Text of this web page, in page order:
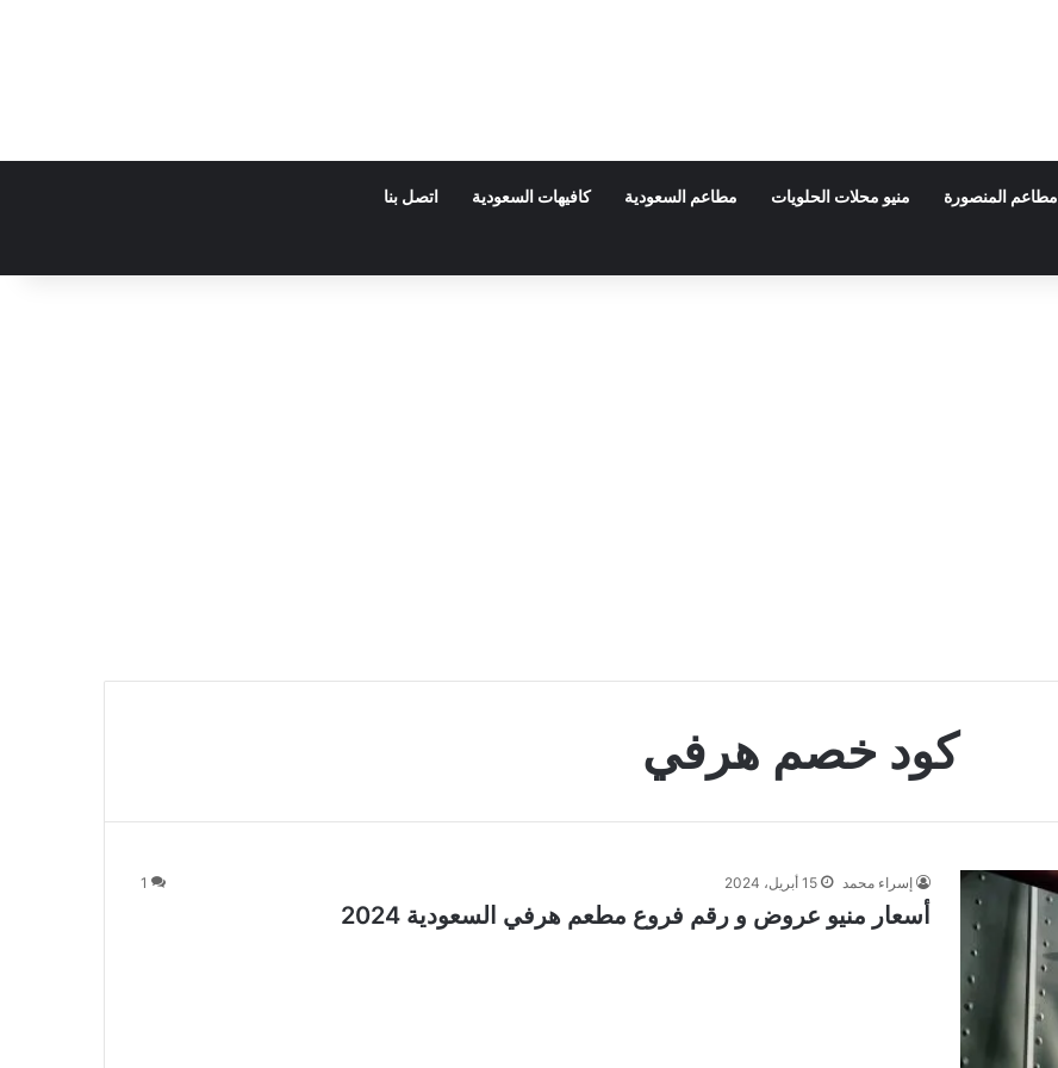
مطاعم المنصورة منيو محلات الحلويات مطاعم السعودية كافيهات السعودية اتصل بنا
كود خصم هرفي
إسراء محمد 15 أبريل، 2024 1
أسعار منيو عروض و رقم فروع مطعم هرفي السعودية 2024